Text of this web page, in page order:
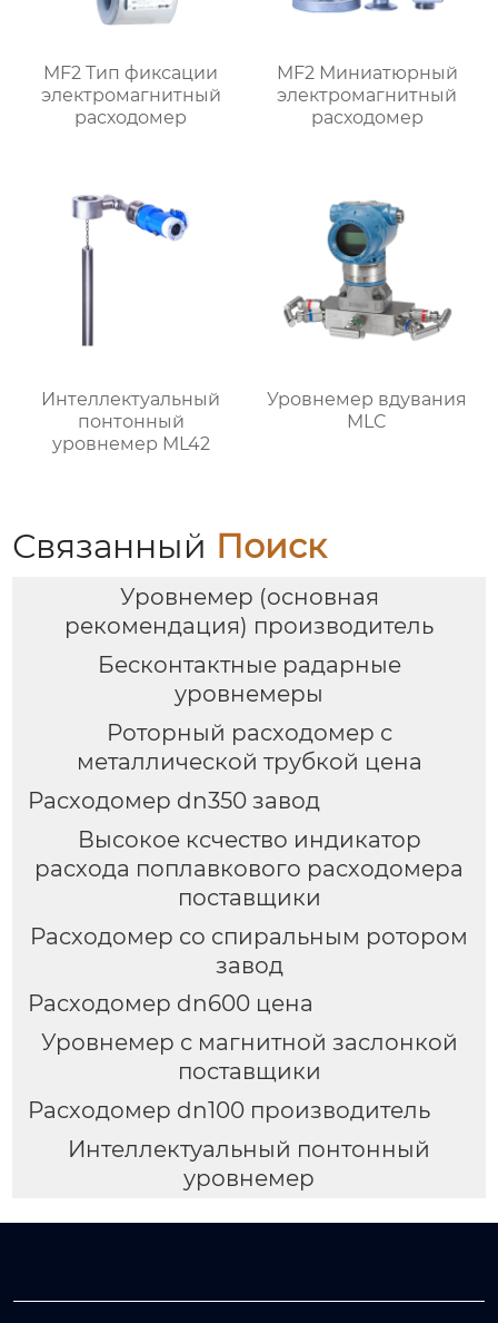
MF2 Тип фиксации
электромагнитный
расходомер
MF2 Миниатюрный
электромагнитный
расходомер
Интеллектуальный
понтонный
уровнемер ML42
Уровнемер вдувания
MLC
Связанный Поиск
Уровнемер (основная
рекомендация) производитель
Бесконтактные радарные
уровнемеры
Роторный расходомер с
металлической трубкой цена
Расходомер dn350 завод
Высокое ксчество индикатор
расхода поплавкового расходомера
поставщики
Расходомер со спиральным ротором
завод
Расходомер dn600 цена
Уровнемер с магнитной заслонкой
поставщики
Расходомер dn100 производитель
Интеллектуальный понтонный
уровнемер